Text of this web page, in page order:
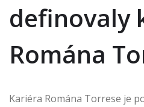
definovaly
Romána
Kariéra Romána Torrese je